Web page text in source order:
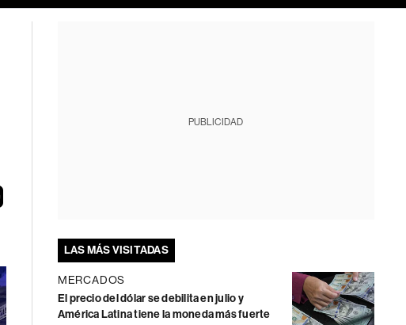
PUBLICIDAD
LAS MÁS VISITADAS
MERCADOS
El precio del dólar se debilita en julio y
América Latina tiene la moneda más fuerte